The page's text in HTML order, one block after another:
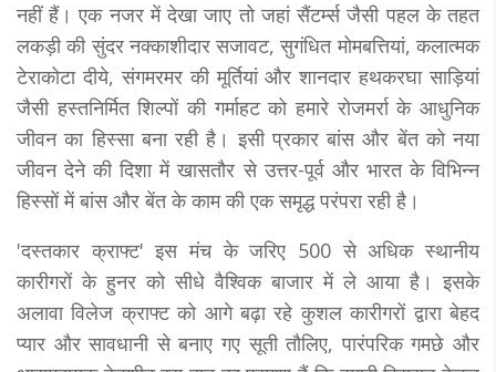
नहीं हैं। एक नजर में देखा जाए तो जहां सैंटर्म्स जैसी पहल के तहत
लकड़ी की सुंदर नक्काशीदार सजावट, सुगंधित मोमबत्तियां, कलात्मक
टेराकोटा दीये, संगमरमर की मूर्तियां और शानदार हथकरघा साड़ियां
जैसी हस्तनिर्मित शिल्पों की गर्माहट को हमारे रोजमर्रा के आधुनिक
जीवन का हिस्सा बना रही है। इसी प्रकार बांस और बेंत को नया
जीवन देने की दिशा में खासतौर से उत्तर-पूर्व और भारत के विभिन्न
हिस्सों में बांस और बेंत के काम की एक समृद्ध परंपरा रही है।
'दस्तकार क्राफ्ट' इस मंच के जरिए 500 से अधिक स्थानीय
कारीगरों के हुनर को सीधे वैश्विक बाजार में ले आया है। इसके
अलावा विलेज क्राफ्ट को आगे बढ़ा रहे कुशल कारीगरों द्वारा बेहद
प्यार और सावधानी से बनाए गए सूती तौलिए, पारंपरिक गमछे और